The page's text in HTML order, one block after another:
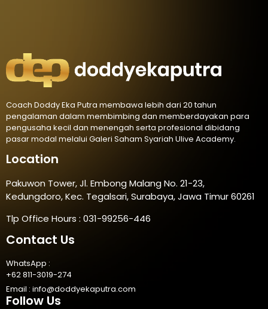
Coach Doddy Eka Putra membawa lebih dari 20 tahun
pengalaman dalam membimbing dan memberdayakan para
pengusaha kecil dan menengah serta profesional dibidang
pasar modal melalui Galeri Saham Syariah Ulive Academy.
Location
Pakuwon Tower, Jl. Embong Malang No. 21-23,
Kedungdoro, Kec. Tegalsari, Surabaya, Jawa Timur 60261
Tlp Office Hours : 031-99256-446
Contact Us
WhatsApp :
+62 811-3019-274
Email : info@doddyekaputra.com
Follow Us